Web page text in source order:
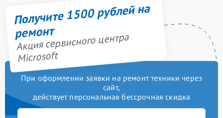
Получите 1500 рублей на
ремонт
Акция сервисного центра
Microsoft
При оформлении заявки на ремонт техники через
сайт,
действует персональная бессрочная скидка